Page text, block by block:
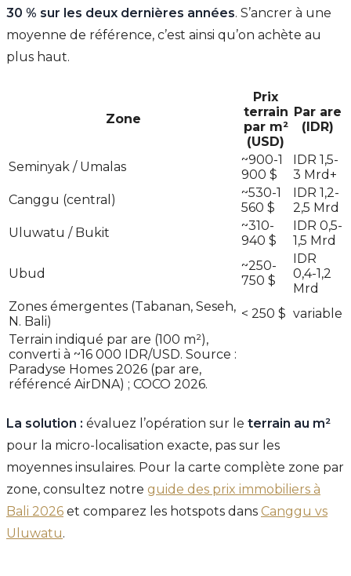
30 % sur les deux dernières années. S’ancrer à une
moyenne de référence, c’est ainsi qu’on achète au
plus haut.
Zone
Prix
terrain
par m²
(USD)
Par are
(IDR)
Seminyak / Umalas
~900-1
900 $
IDR 1,5-
3 Mrd+
Canggu (central)
~530-1
560 $
IDR 1,2-
2,5 Mrd
Uluwatu / Bukit
~310-
940 $
IDR 0,5-
1,5 Mrd
Ubud
~250-
750 $
IDR
0,4-1,2
Mrd
Zones émergentes (Tabanan, Seseh,
N. Bali)
< 250 $ variable
Terrain indiqué par are (100 m²),
converti à ~16 000 IDR/USD. Source :
Paradyse Homes 2026 (par are,
référencé AirDNA) ; COCO 2026.
La solution : évaluez l’opération sur le terrain au m²
pour la micro-localisation exacte, pas sur les
moyennes insulaires. Pour la carte complète zone par
zone, consultez notre guide des prix immobiliers à
Bali 2026 et comparez les hotspots dans Canggu vs
Uluwatu.